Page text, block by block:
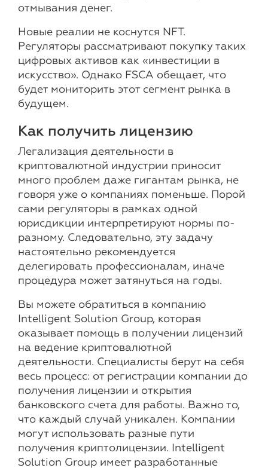
отмывания денег.
Новые реалии не коснутся NFT.
Регуляторы рассматривают покупку таких
цифровых активов как «инвестиции в
искусство». Однако FSCA обещает, что
будет мониторить этот сегмент рынка в
будущем.
Как получить лицензию
Легализация деятельности в
криптовалютной индустрии приносит
много проблем даже гигантам рынка, не
говоря уже о компаниях поменьше. Порой
сами регуляторы в рамках одной
юрисдикции интерпретируют нормы по-
разному. Следовательно, эту задачу
настоятельно рекомендуется
делегировать профессионалам, иначе
процедура может затянуться на годы.
Вы можете обратиться в компанию
Intelligent Solution Group, которая
оказывает помощь в получении лицензий
на ведение криптовалютной
деятельности. Специалисты берут на себя
весь процесс: от регистрации компании до
получения лицензии и открытия
банковского счета для работы. Важно то,
что каждый случай уникален. Компании
могут использовать разные пути
получения криптолицензии. Intelligent
Solution Group имеет разработанные